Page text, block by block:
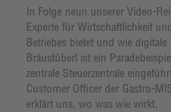
In Folge neun unserer Video-
Experte für Wirtschaftlichkeit
Betriebes bietet und wie
Bräustüberl ist ein
zentrale Steuerzentrale
Customer Officer der Gastro-
erklärt uns, wo was wie wirkt.